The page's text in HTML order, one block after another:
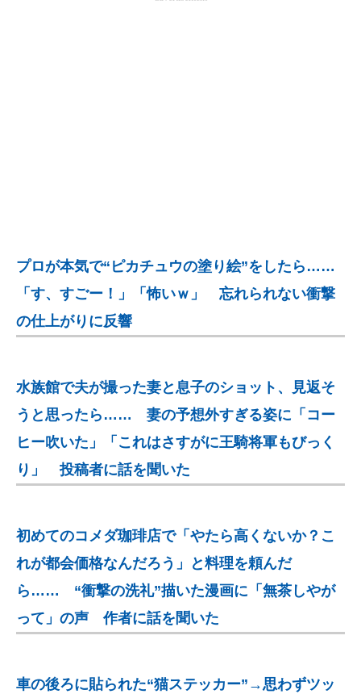
プロが本気で“ピカチュウの塗り絵”をしたら……
「す、すごー！」「怖いｗ」 忘れられない衝撃
の仕上がりに反響
水族館で夫が撮った妻と息子のショット、見返そ
うと思ったら…… 妻の予想外すぎる姿に「コー
ヒー吹いた」「これはさすがに王騎将軍もびっく
り」 投稿者に話を聞いた
初めてのコメダ珈琲店で「やたら高くないか？こ
れが都会価格なんだろう」と料理を頼んだ
ら…… “衝撃の洗礼”描いた漫画に「無茶しやが
って」の声 作者に話を聞いた
車の後ろに貼られた“猫ステッカー”→思わずツッ